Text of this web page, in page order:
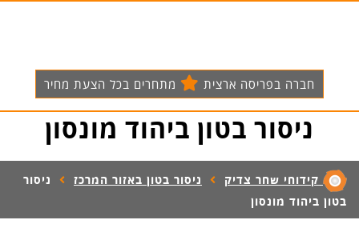
חברה בפריסה ארצית מתחרים בכל הצעת מחיר
ניסור בטון ביהוד מונסון
קידוחי שחר צדיק ניסור בטון באזור המרכז
ניסור
בטון ביהוד מונסון